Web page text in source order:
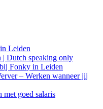
Leiden
| Dutch speaking only
Fonky in Leiden
– Werken wanneer jij
met goed salaris